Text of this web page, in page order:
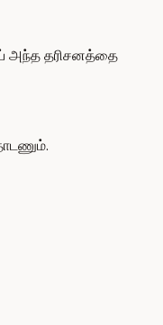
அந்த தரிசனத்தை